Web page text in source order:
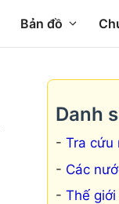
Bản đồ
Danh
Tra cứu
Các
Thế